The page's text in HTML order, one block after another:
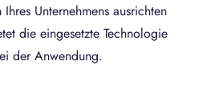
Unternehmens ausrichten
die eingesetzte Technologie
der Anwendung.